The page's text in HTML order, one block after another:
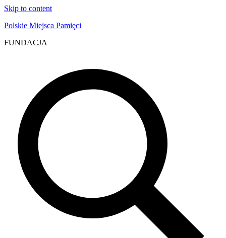
Skip to content
Polskie Miejsca Pamięci
FUNDACJA